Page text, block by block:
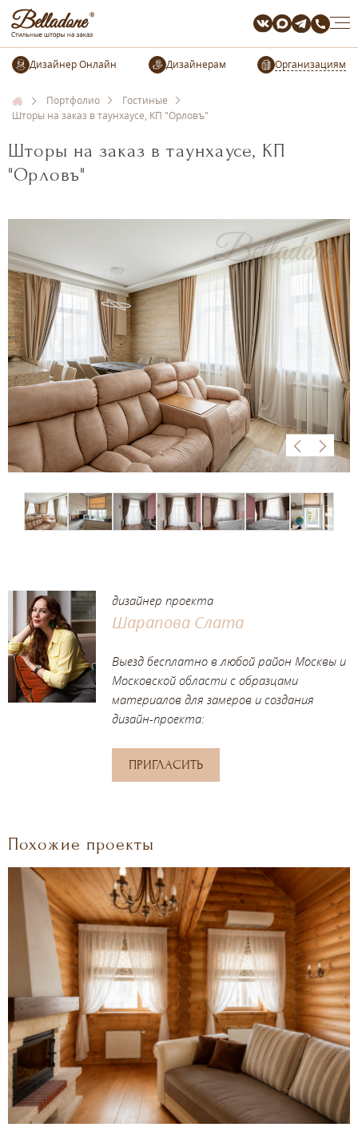
Организациям
Портфолио
Гостиные
Шторы на заказ в таунхаусе, КП "Орловъ"
Шторы на заказ в таунхаусе, КП
"Орловъ"
дизайнер проекта
Шарапова Слата
Выезд бесплатно в любой район Москвы и
Московской области с образцами
материалов для замеров и создания
дизайн-проекта:
ПРИГЛАСИТЬ
Похожие проекты